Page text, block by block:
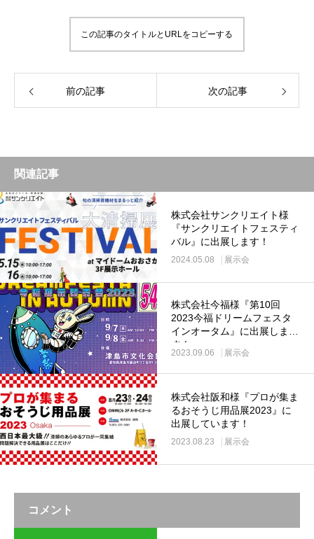
この記事のタイトルとURLをコピーする
前の記事 次の記事
関連記事
株式会社サンクリエイト様
『サンクリエイトフェスティ
バル』に出展します！
2024.05.08 展示会
株式会社今福様『第10回
2023今福ドリームフェスタ
インオータム』に出展しま
す！
2023.09.06 展示会
株式会社阪和様『プロが集ま
るおそうじ用品展2023』に
出展しています！
2023.08.23 展示会
コメント